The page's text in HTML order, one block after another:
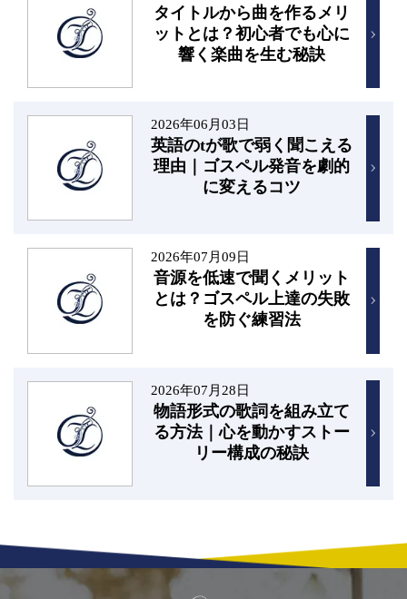
タイトルから曲を作るメリ
ットとは？初心者でも心に
響く楽曲を生む秘訣
2026年06月03日
英語のtが歌で弱く聞こえる
理由｜ゴスペル発音を劇的
に変えるコツ
2026年07月09日
音源を低速で聞くメリット
とは？ゴスペル上達の失敗
を防ぐ練習法
2026年07月28日
物語形式の歌詞を組み立て
る方法｜心を動かすストー
リー構成の秘訣